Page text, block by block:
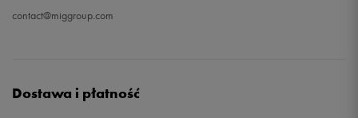
contact@miggroup.com
Dostawa i płatność